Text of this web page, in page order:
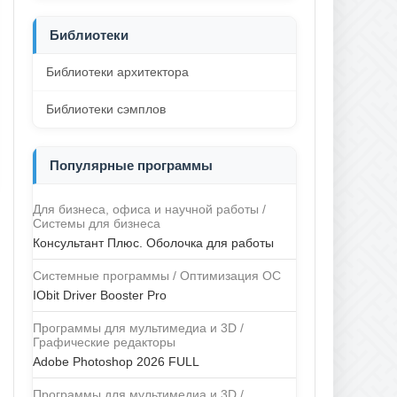
Библиотеки
Библиотеки архитектора
Библиотеки сэмплов
Популярные программы
Для бизнеса, офиса и научной работы /
Системы для бизнеса
Консультант Плюс. Оболочка для работы
Системные программы / Оптимизация ОС
IObit Driver Booster Pro
Программы для мультимедиа и 3D /
Графические редакторы
Adobe Photoshop 2026 FULL